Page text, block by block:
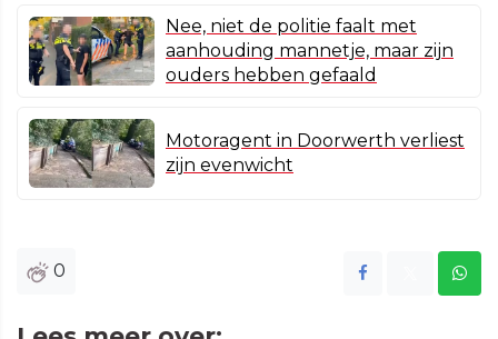
Nee, niet de politie faalt met
aanhouding mannetje, maar zijn
ouders hebben gefaald
Motoragent in Doorwerth verliest
zijn evenwicht
0